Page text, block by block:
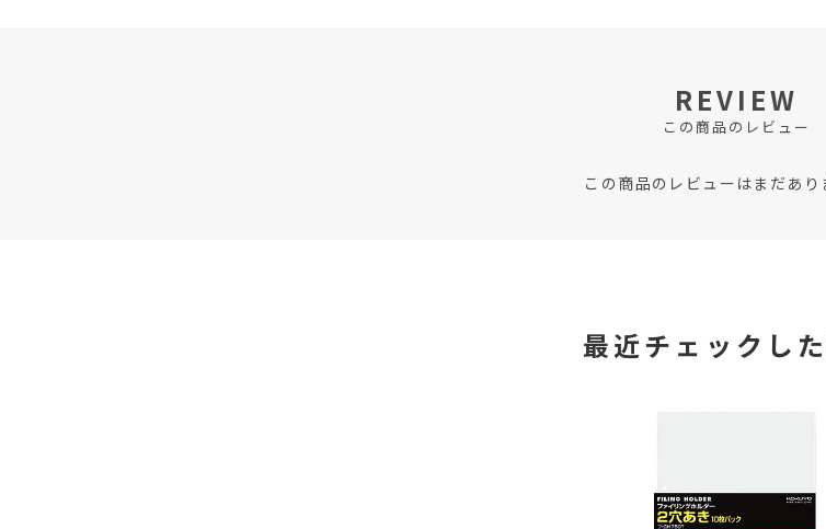
REVIEW
この商品のレビュー
この商品のレビューはまだあり
最近チェックし